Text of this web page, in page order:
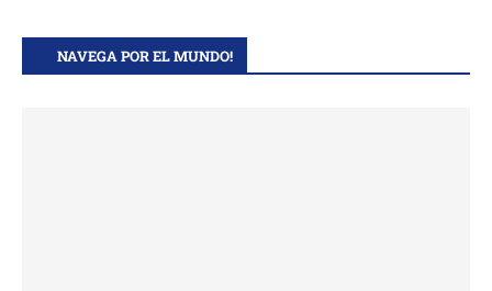
NAVEGA POR EL MUNDO!